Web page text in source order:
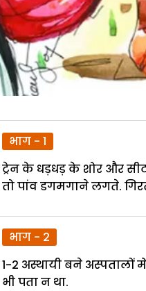
भाग - 1
ट्रेन के धड़धड़ के शोर और
तो पांव डगमगाने लगते.
भाग - 2
1-2 अस्थायी बने अस्पतालों
भी पता न था.